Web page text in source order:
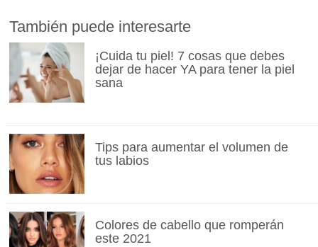
También puede interesarte
¡Cuida tu piel! 7 cosas que debes
dejar de hacer YA para tener la piel
sana
Tips para aumentar el volumen de
tus labios
Colores de cabello que romperán
este 2021